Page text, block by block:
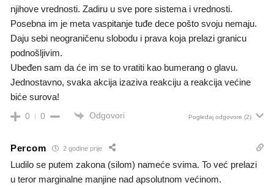
njihove vrednosti. Zadiru u sve pore sistema i vrednosti.
Posebna im je meta vaspitanje tuđe dece pošto svoju nemaju.
Daju sebi neograničenu slobodu i prava koja prelazi granicu
podnošljivim.
Ubeđen sam da će im se to vratiti kao bumerang o glavu.
Jednostavno, svaka akcija izaziva reakciju a reakcija većine
biće surova!
0 0 Odgovori Pogledaj odgovore (2)
Percom 2 godine prije
Ludilo se putem zakona (silom) nameće svima. To već prelazi
u teror marginalne manjine nad apsolutnom većinom.